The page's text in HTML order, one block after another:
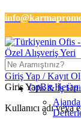
+90 501 133 2727
Giriş Yap / Kayıt Ol
Giriş YapBir Hesap
Kullanıcı adı veya
Ofis & İş